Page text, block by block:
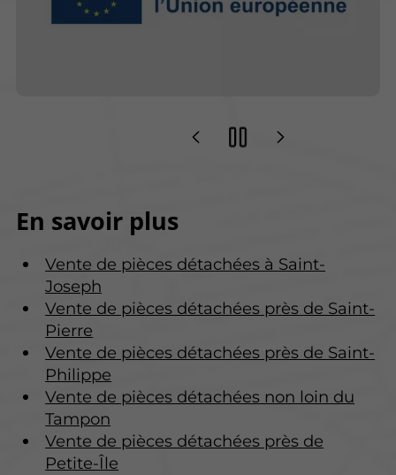
En savoir plus
Vente de pièces détachées à Saint-
Joseph
Vente de pièces détachées près de Saint-
Pierre
Vente de pièces détachées près de Saint-
Philippe
Vente de pièces détachées non loin du
Tampon
Vente de pièces détachées près de
Petite-Île